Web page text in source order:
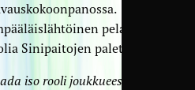
pelaaja
Sinipaitojen paletissa.
iso rooli joukkueessa ja